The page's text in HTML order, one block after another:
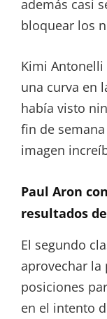
además casi
bloquear los
Kimi Antonelli
una curva en
había visto
fin de
imagen
Paul Aron
resultados
El segundo
aprovechar la
posiciones
en el intento